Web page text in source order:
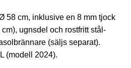
58 cm, inklusive en 8 mm tjock
ugnsdel och rostfritt stål-
(säljs separat).
(modell 2024).